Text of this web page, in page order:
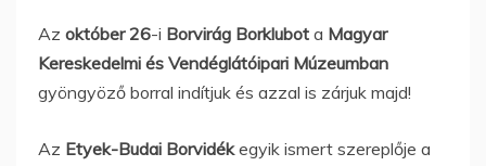
Az október 26-i Borvirág Borklubot a Magyar
Kereskedelmi és Vendéglátóipari Múzeumban
gyöngyöző borral indítjuk és azzal is zárjuk majd!
Az Etyek-Budai Borvidékegyik ismert szereplője a